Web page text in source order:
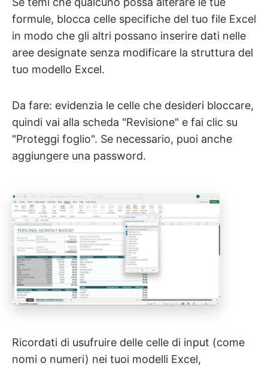
formule, blocca celle specifiche del tuo file Excel
in modo che gli altri possano inserire dati nelle
aree designate senza modificare la struttura del
tuo modello Excel.
Da fare: evidenzia le celle che desideri bloccare,
quindi vai alla scheda "Revisione" e fai clic su
"Proteggi foglio". Se necessario, puoi anche
aggiungere una password.
Ricordati di usufruire delle celle di input (come
nomi o numeri) nei tuoi modelli Excel,